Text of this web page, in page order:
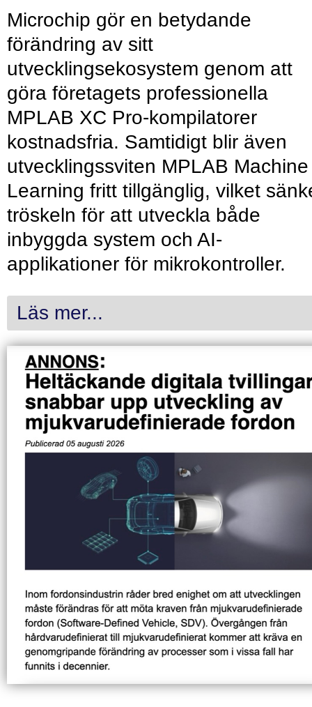
Microchip gör en betydande
förändring av sitt
utvecklingsekosystem genom att
göra företagets professionella
MPLAB XC Pro-kompilatorer
kostnadsfria. Samtidigt blir även
utvecklingssviten MPLAB Machine
Learning fritt tillgänglig, vilket
tröskeln för att utveckla både
inbyggda system och AI-
applikationer för mikrokontroller.
Läs mer...